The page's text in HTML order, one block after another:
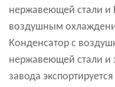
нержавеющей стали и
воздушным
Конденсатор с
нержавеющей стали и
завода